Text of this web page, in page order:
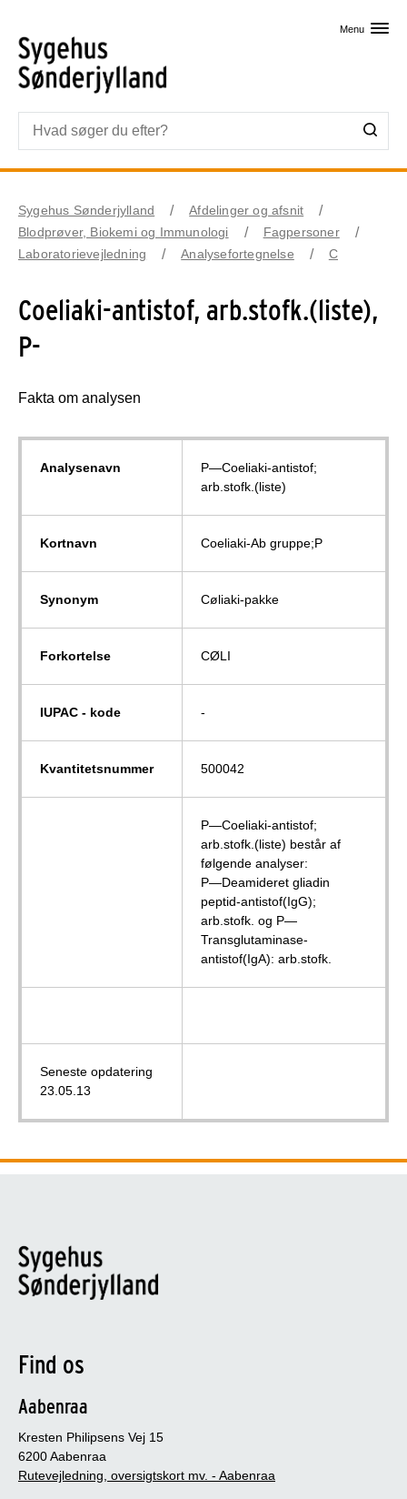
Menu
Sygehus Sønderjylland
Afdelinger og afsnit
Blodprøver, Biokemi og Immunologi
Fagpersoner
Laboratorievejledning
Analysefortegnelse C
Coeliaki-antistof, arb.stofk.(liste),
P-
Fakta om analysen
Analysenavn
P—Coeliaki-antistof;
arb.stofk.(liste)
Kortnavn Coeliaki-Ab gruppe;P
Synonym Cøliaki-pakke
Forkortelse CØLI
IUPAC - kode -
Kvantitetsnummer 500042
P—Coeliaki-antistof;
arb.stofk.(liste) består af
følgende analyser:
P—Deamideret gliadin
peptid-antistof(IgG);
arb.stofk. og P—
Transglutaminase-
antistof(IgA): arb.stofk.
Seneste opdatering
23.05.13
Find os
Aabenraa
Kresten Philipsens Vej 15
6200 Aabenraa
Rutevejledning, oversigtskort mv. - Aabenraa